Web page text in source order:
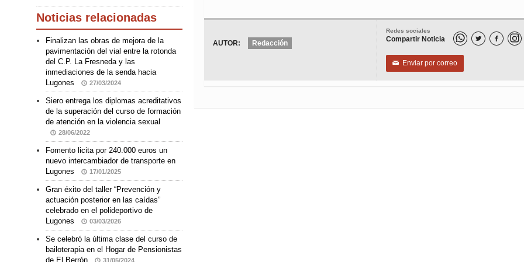
Redes sociales
Compartir Noticia  
✉ Enviar por correo
AUTOR: Redacción
Noticias relacionadas
Finalizan las obras de mejora de la
pavimentación del vial entre la rotonda
del C.P. La Fresneda y las
inmediaciones de la senda hacia
Lugones
27/03/2024
Siero entrega los diplomas acreditativos
de la superación del curso de formación
de atención en la violencia sexual
28/06/2022
Fomento licita por 240.000 euros un
nuevo intercambiador de transporte en
Lugones
17/01/2025
Gran éxito del taller “Prevención y
actuación posterior en las caídas”
celebrado en el polideportivo de
Lugones
03/03/2026
Se celebró la última clase del curso de
bailoterapia en el Hogar de Pensionistas
de El Berrón
31/05/2024